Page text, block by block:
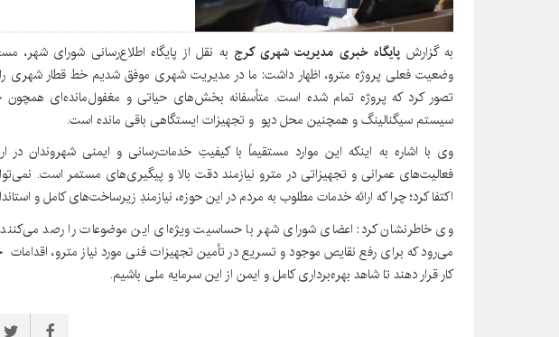
به گزارش پایگاه خبری مدیریت شهری کرج به نقل از پایگاه اطلاع‌رسانی شورای شهر،
وضعیت فعلی پروژه مترو، اظهار داشت: ما در مدیریت شهری موفق شدیم خط قطار شهری را
تصور کرد که پروژه تمام شده است. متأسفانه بخش‌های حیاتی و مغفول‌مانده‌ای همچون
سیستم سیگنالینگ و همچنین محل دپو و تجهیزات ایستگاهی باقی مانده است.
وی با اشاره به اینکه این موارد مستقیماً با کیفیتِ خدمات‌رسانی و ایمنی شهروندان در
فعالیت‌های عمرانی و تجهیزاتی در مترو نیازمند دقت بالا و پیگیری‌های مستمر است.
اکتفا کرد؛ چرا که ارائه خدمات مطلوب به مردم در این حوزه، نیازمندِ زیرساخت‌های کامل و
وی خاطرنشان کرد: اعضای شورای شهر با حساسیت ویژه‌ای این موضوعات را رصد می‌کنند و
می‌رود که برای رفع نقایص موجود و تسریع در تأمین تجهیزات فنی مورد نیاز مترو،
کار قرار دهند تا شاهد بهره‌برداری کامل و ایمن از این سرمایه ملی باشیم.